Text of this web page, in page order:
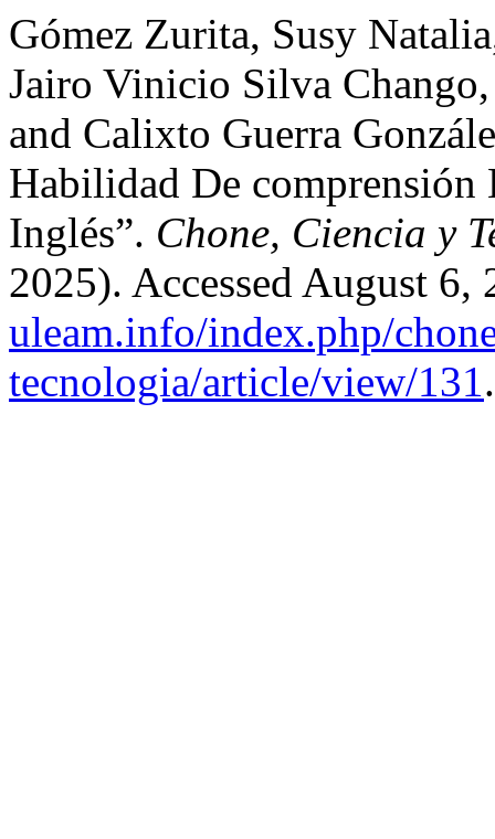
Gómez Zurita, Susy
Jairo Vinicio Silva
and Calixto Guerra
Habilidad De comprensión
Inglés”. Chone, Ciencia y
2025). Accessed August 6,
uleam.info/index.php/
tecnologia/article/view/131.